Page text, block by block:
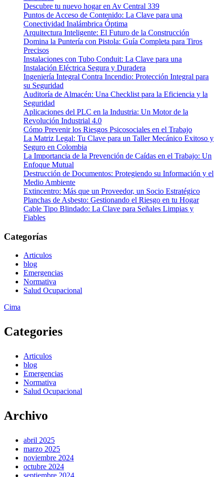
Descubre tu nuevo hogar en Av Central 339
Puntos de Acceso de Contenido: La Clave para una
Conectividad Inalámbrica Óptima
Arquitectura Inteligente: El Futuro de la Construcción
Domina la Puntería con Pistola: Guía Completa para Tiros
Precisos
Instalaciones con Tubo Conduit: La Clave para una
Instalación Eléctrica Segura y Duradera
Ingeniería Integral Contra Incendio: Protección Integral para
su Seguridad
Auditoría de Almacén: Una Checklist para la Eficiencia y la
Seguridad
Aplicaciones del PLC en la Industria: Un Motor de la
Revolución Industrial 4.0
Cómo Prevenir los Riesgos Psicosociales en el Trabajo
La Matriz Legal: Tu Clave para un Taller Mecánico Exitoso y
Seguro en Colombia
La Importancia de la Prevención de Caídas en el Trabajo: Un
Enfoque Mutual
Destrucción de Documentos: Protegiendo su Información y el
Medio Ambiente
Extincentro: Más que un Proveedor, un Socio Estratégico
Planchas de Asbesto: Gestionando el Riesgo en tu Hogar
Cable Tipo Blindado: La Clave para Señales Limpias y
Fiables
Categorías
Articulos
blog
Emergencias
Normativa
Salud Ocupacional
Cima
Categories
Articulos
blog
Emergencias
Normativa
Salud Ocupacional
Archivo
abril 2025
marzo 2025
noviembre 2024
octubre 2024